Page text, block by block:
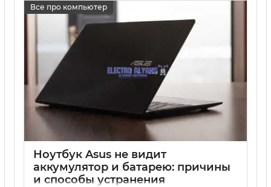
Все про компьютер
Ноутбук Asus не видит
аккумулятор и батарею: причины
и способы устранения